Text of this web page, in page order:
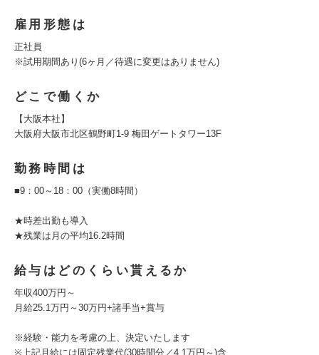
雇用形態は
正社員
※試用期間あり(6ヶ月／待遇に変更はありません)
どこで働くか
【大阪本社】
大阪府大阪市北区鶴野町1-9 梅田ゲートタワー13F
勤務時間は
■9：00～18：00（実働8時間）
★時差出勤も導入
★残業は月の平均16.2時間
給与はどのくらい貰えるか
年収400万円～
月給25.1万円～30万円+諸手当+賞与
※経験・能力を考慮の上、決定いたします
※上記月給には固定残業代(30時間分／4.1万円～)含